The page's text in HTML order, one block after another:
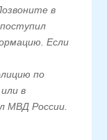
в
Если
по
в
МВД России.